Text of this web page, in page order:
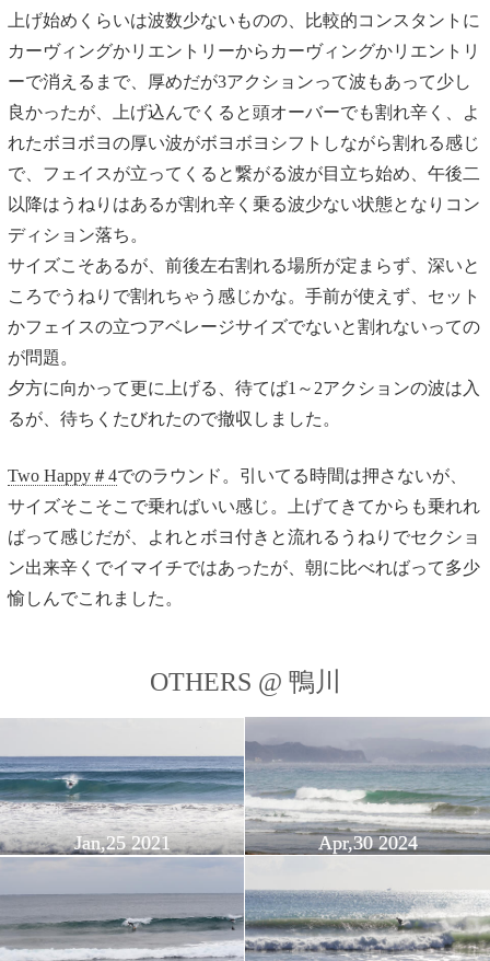
上げ始めくらいは波数少ないものの、比較的コンスタントに
カーヴィングかリエントリーからカーヴィングかリエントリ
ーで消えるまで、厚めだが3アクションって波もあって少し
良かったが、上げ込んでくると頭オーバーでも割れ辛く、よ
れたボヨボヨの厚い波がボヨボヨシフトしながら割れる感じ
で、フェイスが立ってくると繋がる波が目立ち始め、午後二
以降はうねりはあるが割れ辛く乗る波少ない状態となりコン
ディション落ち。
サイズこそあるが、前後左右割れる場所が定まらず、深いと
ころでうねりで割れちゃう感じかな。手前が使えず、セット
かフェイスの立つアベレージサイズでないと割れないっての
が問題。
夕方に向かって更に上げる、待てば1～2アクションの波は入
るが、待ちくたびれたので撤収しました。
Two Happy＃4でのラウンド。引いてる時間は押さないが、
サイズそこそこで乗ればいい感じ。上げてきてからも乗れれ
ばって感じだが、よれとボヨ付きと流れるうねりでセクショ
ン出来辛くでイマイチではあったが、朝に比べればって多少
愉しんでこれました。
OTHERS @ 鴨川
Jan,25 2021 Apr,30 2024